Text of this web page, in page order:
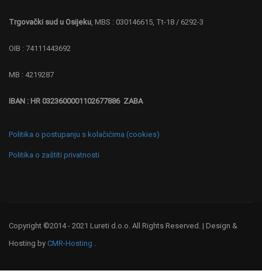
Trgovački sud u Osijeku , MBS : 030146615, Tt-18 / 6292-3
OIB : 74111443692
MB : 4219287
IBAN : HR 0323600001102677886 ZABA
Politika o postupanju s kolačićima (cookies)
Politika o zaštiti privatnosti
Copyright ©2014 - 2021 Lureti d.o.o. All Rights Reserved. | Design &
Hosting by CMR-Hosting